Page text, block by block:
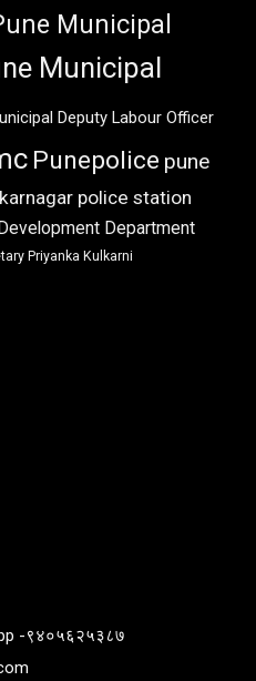
Municipal
Municipal
Deputy Labour Officer
Punepolice pune
police station
Department
Priyanka Kulkarni
-९४०५६२५३८७